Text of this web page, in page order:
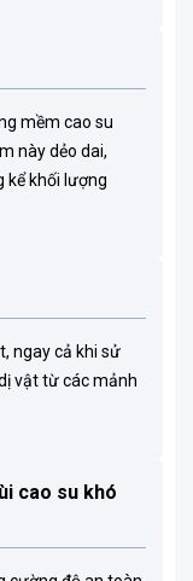
mềm cao su
này dẻo dai,
kể khối lượng
ngay cả khi sử
vật từ các mảnh
cao su khó